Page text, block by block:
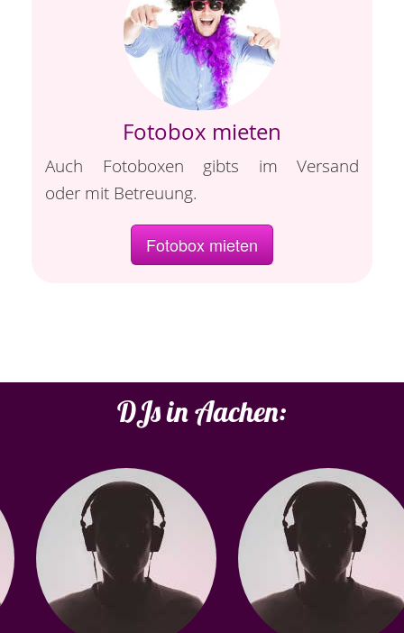
Fotobox mieten
Auch Fotoboxen gibts im Versand
oder mit Betreuung.
Fotobox mieten
DJs in Aachen: